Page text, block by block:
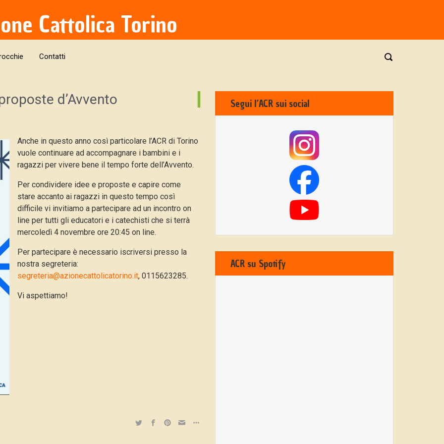
Cattolica Torino
Contatti
d’Avvento
Anche in questo anno così particolare l’ACR di Torino
vuole continuare ad accompagnare i bambini e i
ragazzi per vivere bene il tempo forte dell’Avvento.
Per condividere idee e proposte e capire come
stare accanto ai ragazzi in questo tempo così
difficile vi invitiamo a partecipare ad un incontro on
line per tutti gli educatori e i catechisti che si terrà
mercoledì 4 novembre ore 20:45 on line.
Per partecipare è necessario iscriversi presso la
nostra segreteria:
segreteria@azionecattolicatorino.it, 0115623285.
Vi aspettiamo!
Segui l’ACR sui social
ACR su Spotify